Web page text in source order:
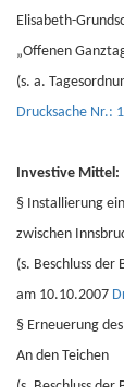
Elisabeth-
„Offenen
(s. a.
Drucksache Nr.:
Investive Mittel:
§ Installierung
zwischen
(s. Beschluss
am 10.10.2007
§ Erneuerung
An den Teichen